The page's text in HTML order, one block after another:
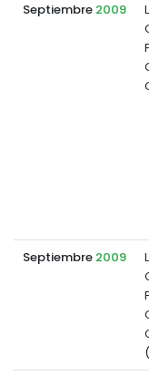
Septiembre 2009
Septiembre 2009